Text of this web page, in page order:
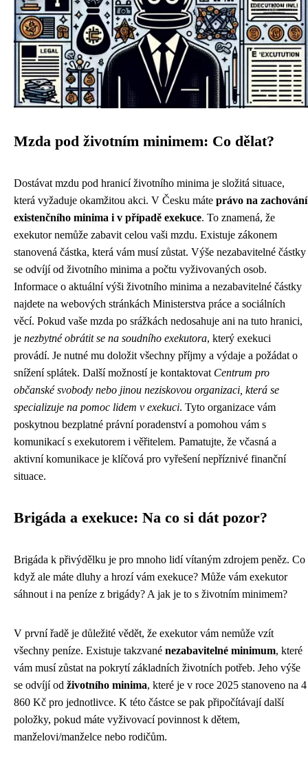
Mzda pod životním minimem: Co dělat?
Dostávat mzdu pod hranicí životního minima je složitá situace,
která vyžaduje okamžitou akci. V Česku máte právo na zachování
existenčního minima i v případě exekuce. To znamená, že
exekutor nemůže zabavit celou vaši mzdu. Existuje zákonem
stanovená částka, která vám musí zůstat. Výše nezabavitelné částky
se odvíjí od životního minima a počtu vyživovaných osob.
Informace o aktuální výši životního minima a nezabavitelné částky
najdete na webových stránkách Ministerstva práce a sociálních
věcí. Pokud vaše mzda po srážkách nedosahuje ani na tuto hranici,
je nezbytné obrátit se na soudního exekutora, který exekuci
provádí. Je nutné mu doložit všechny příjmy a výdaje a požádat o
snížení splátek. Další možností je kontaktovat Centrum pro
občanské svobody nebo jinou neziskovou organizaci, která se
specializuje na pomoc lidem v exekuci. Tyto organizace vám
poskytnou bezplatné právní poradenství a pomohou vám s
komunikací s exekutorem i věřitelem. Pamatujte, že včasná a
aktivní komunikace je klíčová pro vyřešení nepříznivé finanční
situace.
Brigáda a exekuce: Na co si dát pozor?
Brigáda k přivýdělku je pro mnoho lidí vítaným zdrojem peněz. Co
když ale máte dluhy a hrozí vám exekuce? Může vám exekutor
sáhnout i na peníze z brigády? A jak je to s životním minimem?
V první řadě je důležité vědět, že exekutor vám nemůže vzít
všechny peníze. Existuje takzvané nezabavitelné minimum, které
vám musí zůstat na pokrytí základních životních potřeb. Jeho výše
se odvíjí od životního minima, které je v roce 2025 stanoveno na 4
860 Kč pro jednotlivce. K této částce se pak připočítávají další
položky, pokud máte vyživovací povinnost k dětem,
manželovi/manželce nebo rodičům.